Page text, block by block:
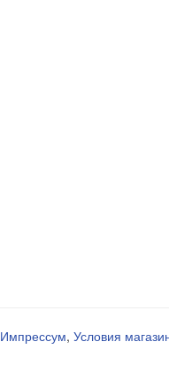
Импрессум, Условия